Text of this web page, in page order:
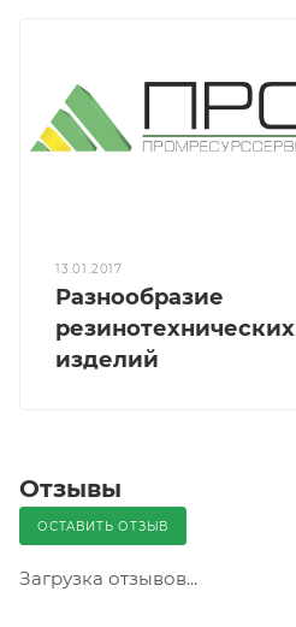
13.01.2017
Разнообразие
резинотехнических
изделий
Отзывы
ОСТАВИТЬ ОТЗЫВ
Загрузка отзывов...